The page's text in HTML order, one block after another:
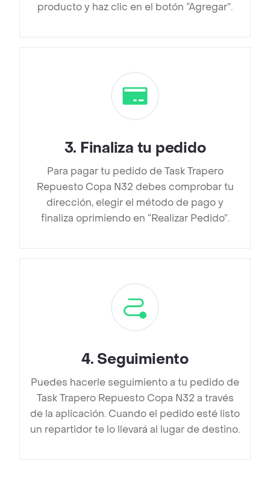
producto y haz clic en el botón “Agregar”.
3. Finaliza tu pedido
Para pagar tu pedido de Task Trapero
Repuesto Copa N32 debes comprobar tu
dirección, elegir el método de pago y
finaliza oprimiendo en “Realizar Pedido”.
4. Seguimiento
Puedes hacerle seguimiento a tu pedido de
Task Trapero Repuesto Copa N32 a través
de la aplicación. Cuando el pedido esté listo
un repartidor te lo llevará al lugar de destino.